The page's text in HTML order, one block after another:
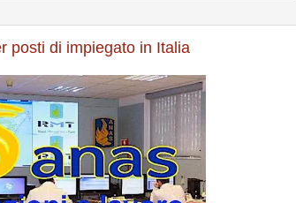
posti di impiegato in Italia